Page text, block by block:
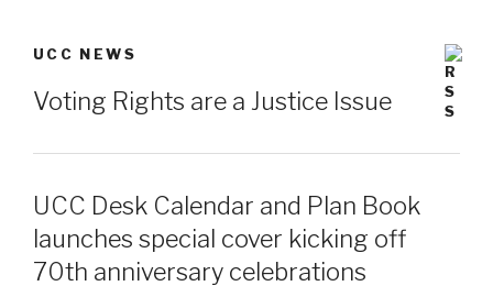
UCC NEWS
Voting Rights are a Justice Issue
UCC Desk Calendar and Plan Book
launches special cover kicking off
70th anniversary celebrations